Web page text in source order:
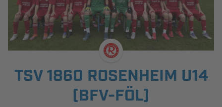
SPIELBETRIEB & VERBANDSLEBEN
AUSBILDUNG & FÖRDERUNG
INFOTHEK SPIELPLUS
TSV 1860 ROSENHEIM U14
(BFV-FÖL)